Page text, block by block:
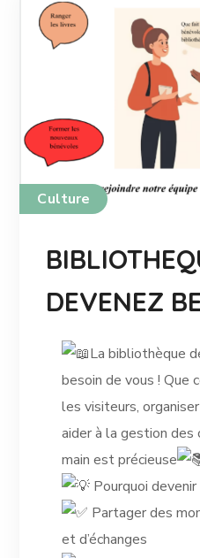
Culture
DEVENEZ
La bibliothèque
besoin de vous ! Que
les visiteurs,
aider à la gestion des
main est précieuse
Pourquoi
Partager des
et d’échanges